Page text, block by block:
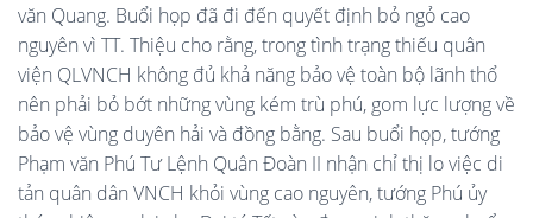
văn Quang. Buổi họp đã đi đến quyết định bỏ ngỏ cao
nguyên vì TT. Thiệu cho rằng, trong tình trạng thiếu quân
viện QLVNCH không đủ khả năng bảo vệ toàn bộ lãnh thổ
nên phải bỏ bớt những vùng kém trù phú, gom lực lượng về
bảo vệ vùng duyên hải và đồng bằng. Sau buổi họp, tướng
Phạm văn Phú Tư Lệnh Quân Đoàn II nhận chỉ thị lo việc di
tản quân dân VNCH khỏi vùng cao nguyên, tướng Phú ủy